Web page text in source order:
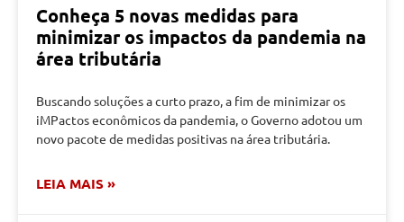
Conheça 5 novas medidas para
minimizar os impactos da pandemia na
área tributária
Buscando soluções a curto prazo, a fim de minimizar os
iMPactos econômicos da pandemia, o Governo adotou um
novo pacote de medidas positivas na área tributária.
LEIA MAIS »